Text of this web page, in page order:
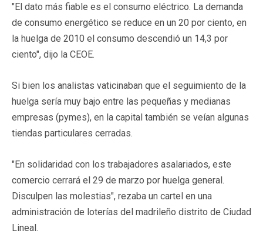
"El dato más fiable es el consumo eléctrico. La demanda
de consumo energético se reduce en un 20 por ciento, en
la huelga de 2010 el consumo descendió un 14,3 por
ciento", dijo la CEOE.
Si bien los analistas vaticinaban que el seguimiento de la
huelga sería muy bajo entre las pequeñas y medianas
empresas (pymes), en la capital también se veían algunas
tiendas particulares cerradas.
"En solidaridad con los trabajadores asalariados, este
comercio cerrará el 29 de marzo por huelga general.
Disculpen las molestias", rezaba un cartel en una
administración de loterías del madrileño distrito de Ciudad
Lineal.